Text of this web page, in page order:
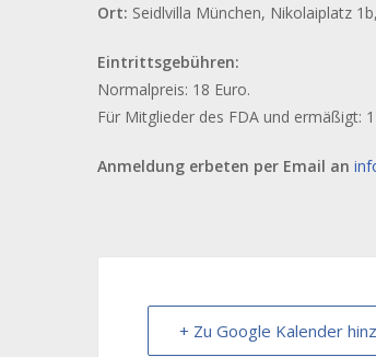
Ort: Seidlvilla München, Nikolaiplatz
Eintrittsgebühren:
Normalpreis: 18 Euro.
Für Mitglieder des FDA und ermäßigt:
Anmeldung erbeten per Email an
+ Zu Google Kalender